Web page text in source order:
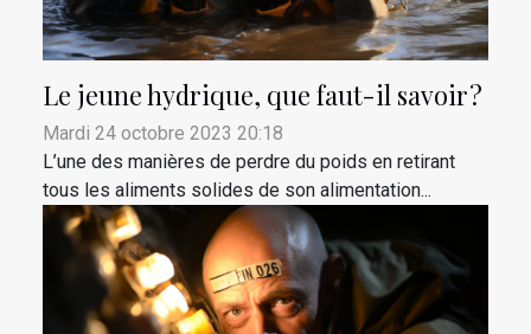
Le jeune hydrique, que faut-il savoir ?
Mardi 24 octobre 2023 20:18
L’une des manières de perdre du poids en retirant
tous les aliments solides de son alimentation...